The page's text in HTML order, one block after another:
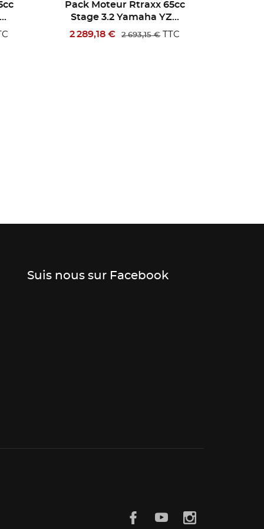
Pack Moteur Rtraxx 65cc
Stage 1.3 Yamaha YZ...
1 136,68 €
1 283,00 €TTC
Suis nous sur Facebook